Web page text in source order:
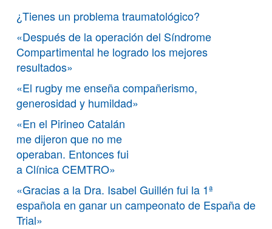
¿Tienes un problema traumatológico?
«Después de la operación del Síndrome
Compartimental he logrado los mejores
resultados»
«El rugby me enseña compañerismo,
generosidad y humildad»
«En el Pirineo Catalán
me dijeron que no me
operaban. Entonces fui
a Clínica CEMTRO»
«Gracias a la Dra. Isabel Guillén fui la 1ª
española en ganar un campeonato de España de
Trial»